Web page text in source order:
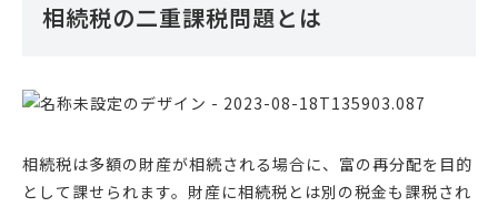
相続税の二重課税問題とは
相続税は多額の財産が相続される場合に、富の再分配を目的
として課せられます。財産に相続税とは別の税金も課税され